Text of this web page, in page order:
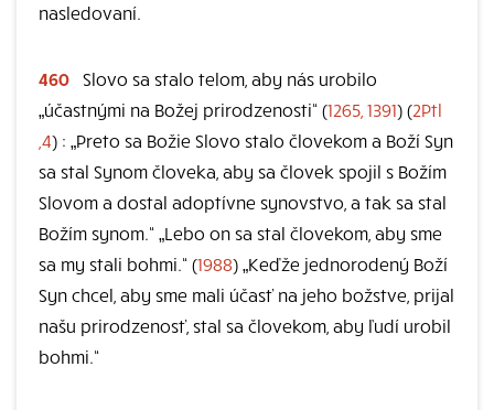
nasledovaní.
460 Slovo sa stalo telom, aby nás urobilo
„účastnými na Božej prirodzenosti“ (1265, 1391) (2Ptl
,4) : „Preto sa Božie Slovo stalo človekom a Boží Syn
sa stal Synom človeka, aby sa človek spojil s Božím
Slovom a dostal adoptívne synovstvo, a tak sa stal
Božím synom.“ „Lebo on sa stal človekom, aby sme
sa my stali bohmi.“ (1988) „Keďže jednorodený Boží
Syn chcel, aby sme mali účasť na jeho božstve, prijal
našu prirodzenosť, stal sa človekom, aby ľudí urobil
bohmi.“